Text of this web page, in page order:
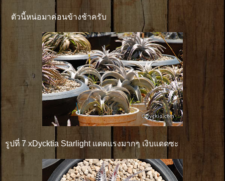
ตัวนี้หน่อมาค่อนข้างช้าครับ
รูปที่ 7 xDycktia Starlight แดดแรงมากๆ เงิบแดดซะ